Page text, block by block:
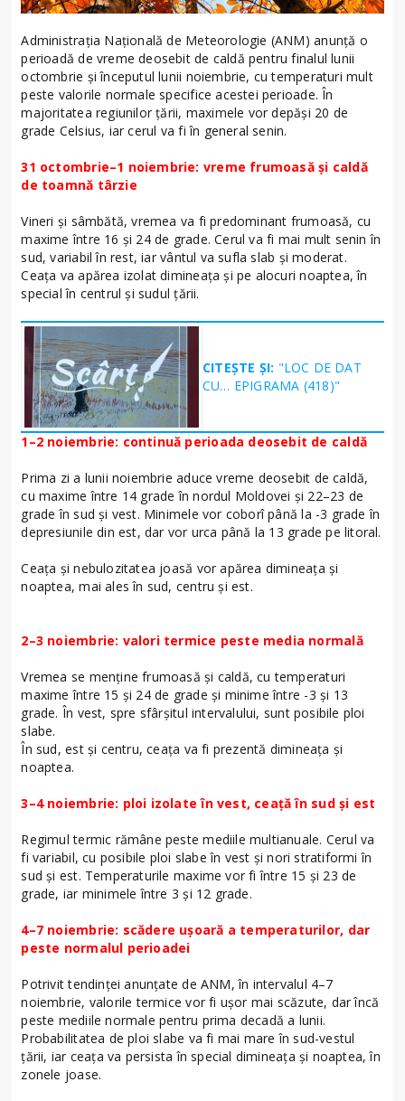
Administrația Națională de Meteorologie (ANM) anunță o
perioadă de vreme deosebit de caldă pentru finalul lunii
octombrie și începutul lunii noiembrie, cu temperaturi mult
peste valorile normale specifice acestei perioade. În
majoritatea regiunilor țării, maximele vor depăși 20 de
grade Celsius, iar cerul va fi în general senin.
31 octombrie–1 noiembrie: vreme frumoasă și caldă
de toamnă târzie
Vineri și sâmbătă, vremea va fi predominant frumoasă, cu
maxime între 16 și 24 de grade. Cerul va fi mai mult senin în
sud, variabil în rest, iar vântul va sufla slab și moderat.
Ceața va apărea izolat dimineața și pe alocuri noaptea, în
special în centrul și sudul țării.
CITEȘTE ȘI: "LOC DE DAT
CU… EPIGRAMA (418)"
1–2 noiembrie: continuă perioada deosebit de caldă
Prima zi a lunii noiembrie aduce vreme deosebit de caldă,
cu maxime între 14 grade în nordul Moldovei și 22–23 de
grade în sud și vest. Minimele vor coborî până la -3 grade în
depresiunile din est, dar vor urca până la 13 grade pe litoral.
Ceața și nebulozitatea joasă vor apărea dimineața și
noaptea, mai ales în sud, centru și est.
2–3 noiembrie: valori termice peste media normală
Vremea se menține frumoasă și caldă, cu temperaturi
maxime între 15 și 24 de grade și minime între -3 și 13
grade. În vest, spre sfârșitul intervalului, sunt posibile ploi
slabe.
În sud, est și centru, ceața va fi prezentă dimineața și
noaptea.
3–4 noiembrie: ploi izolate în vest, ceață în sud și est
Regimul termic rămâne peste mediile multianuale. Cerul va
fi variabil, cu posibile ploi slabe în vest și nori stratiformi în
sud și est. Temperaturile maxime vor fi între 15 și 23 de
grade, iar minimele între 3 și 12 grade.
4–7 noiembrie: scădere ușoară a temperaturilor, dar
peste normalul perioadei
Potrivit tendinței anunțate de ANM, în intervalul 4–7
noiembrie, valorile termice vor fi ușor mai scăzute, dar încă
peste mediile normale pentru prima decadă a lunii.
Probabilitatea de ploi slabe va fi mai mare în sud-vestul
țării, iar ceața va persista în special dimineața și noaptea, în
zonele joase.